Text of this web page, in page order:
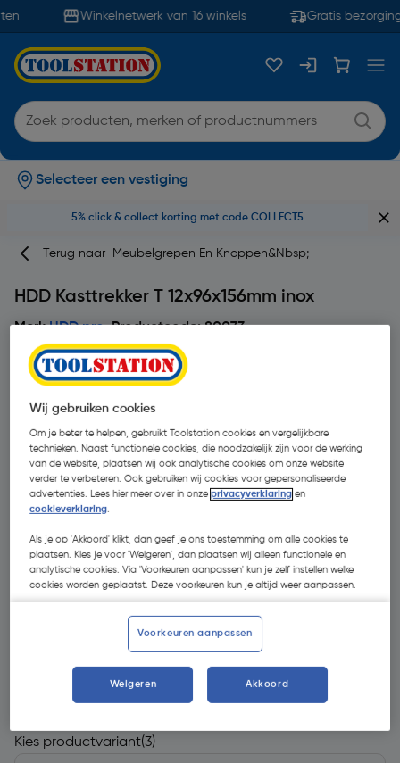
Winkelnetwerk van 16 winkels Gratis
Selecteer een vestiging
5% click & collect korting met code COLLECT5
Terug naar Meubelgrepen En Knoppen&nbsp;
HDD Kasttrekker T 12x96x156mm inox
MerkHDD pro Productcode: 80073
| Excl. btw € 6,16
Kies productvariant(3)
Wij gebruiken cookies
Om je beter te helpen, gebruikt Toolstation cookies en vergelijkbare
technieken. Naast functionele cookies, die noodzakelijk zijn voor de werking
van de website, plaatsen wij ook analytische cookies om onze website
verder te verbeteren. Ook gebruiken wij cookies voor gepersonaliseerde
advertenties. Lees hier meer over in onzeprivacyverklaring en
cookieverklaring.
Als je op 'Akkoord' klikt, dan geef je ons toestemming om alle cookies te
plaatsen. Kies je voor 'Weigeren', dan plaatsen wij alleen functionele en
analytische cookies. Via 'Voorkeuren aanpassen' kun je zelf instellen welke
cookies worden geplaatst. Deze voorkeuren kun je altijd weer aanpassen.
Voorkeuren aanpassen
Weigeren Akkoord